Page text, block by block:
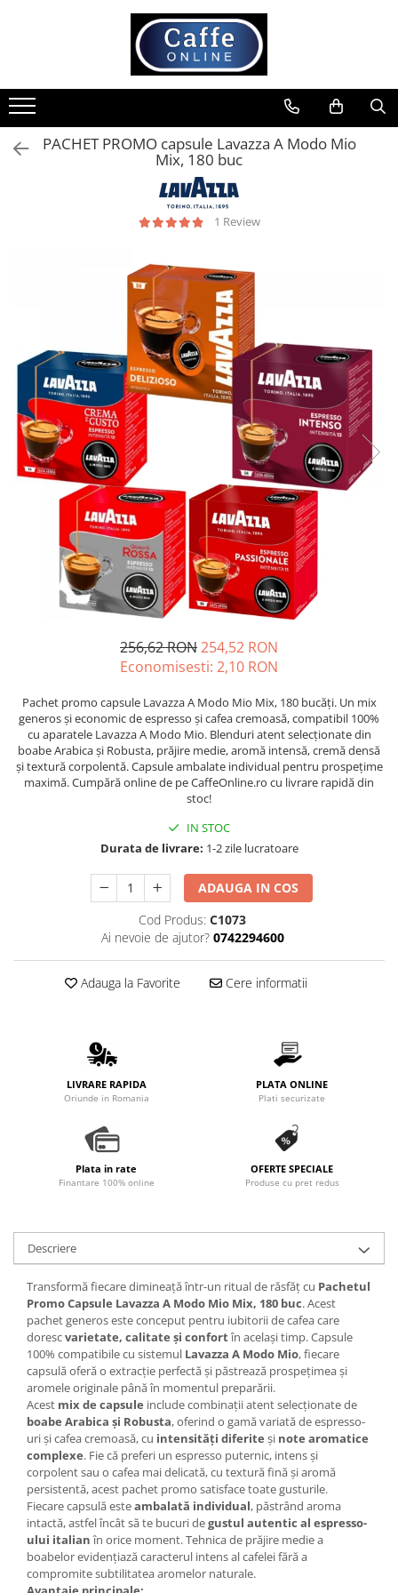
Cafea
Cafea Boabe
Capsule Cafea
Accesorii
Rasnite
Complementare
Capace
Cesti si farfurii
Diverse
Pahare de cafea
Palete cafea
Consumabile
Cappucino instant
Pliculete Zahar si Miere
Siropuri
Topping
Aparate SH
Piese schimb espressoare
Accesorii si intretinere
Portafiltre
PACHET PROMO capsule Lavazza A Modo Mio
Mix, 180 buc
1 Review
256,62 RON254,52 RON
Economisesti: 2,10 RON
Pachet promo capsule Lavazza A Modo Mio Mix, 180 bucăți. Un mix
generos și economic de espresso și cafea cremoasă, compatibil 100%
cu aparatele Lavazza A Modo Mio. Blenduri atent selecționate din
boabe Arabica și Robusta, prăjire medie, aromă intensă, cremă densă
și textură corpolentă. Capsule ambalate individual pentru prospețime
maximă. Cumpără online de pe CaffeOnline.ro cu livrare rapidă din
stoc!
IN STOC
Durata de livrare: 1-2 zile lucratoare
ADAUGA IN COS
Cod Produs: C1073
Ai nevoie de ajutor? 0742294600
Adauga la Favorite Cere informatii
LIVRARE RAPIDA
Oriunde in Romania
PLATA ONLINE
Plati securizate
Plata in rate
Finantare 100% online
OFERTE SPECIALE
Produse cu pret redus
Descriere
Transformă fiecare dimineață într-un ritual de răsfăț cu Pachetul
Promo Capsule Lavazza A Modo Mio Mix, 180 buc. Acest
pachet generos este conceput pentru iubitorii de cafea care
dorescvarietate, calitate și confortîn același timp. Capsule
100% compatibile cu sistemul Lavazza A Modo Mio, fiecare
capsulă oferă o extracție perfectă și păstrează prospețimea și
aromele originale până în momentul preparării.
Acest mix de capsule include combinații atent selecționate de
boabe Arabica și Robusta, oferind o gamă variată de espresso-
uri și cafea cremoasă, cu intensități diferite și note aromatice
complexe. Fie că preferi un espresso puternic, intens și
corpolent sau o cafea mai delicată, cu textură fină și aromă
persistentă, acest pachet promo satisface toate gusturile.
Fiecare capsulă esteambalată individual, păstrând aroma
intactă, astfel încât să te bucuri degustul autentic al espresso-
ului italianîn orice moment. Tehnica de prăjire medie a
boabelor evidențiază caracterul intens al cafelei fără a
compromite subtilitatea aromelor naturale.